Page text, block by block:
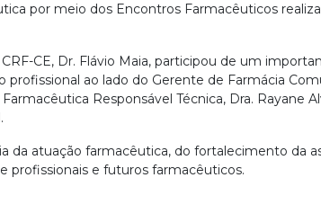
por meio dos Encontros Farmacêuticos
CE, Dr. Flávio Maia, participou de um
profissional ao lado do Gerente de Farmácia
Responsável Técnica, Dra. Rayane
da atuação farmacêutica, do fortalecimento da
profissionais e futuros farmacêuticos.